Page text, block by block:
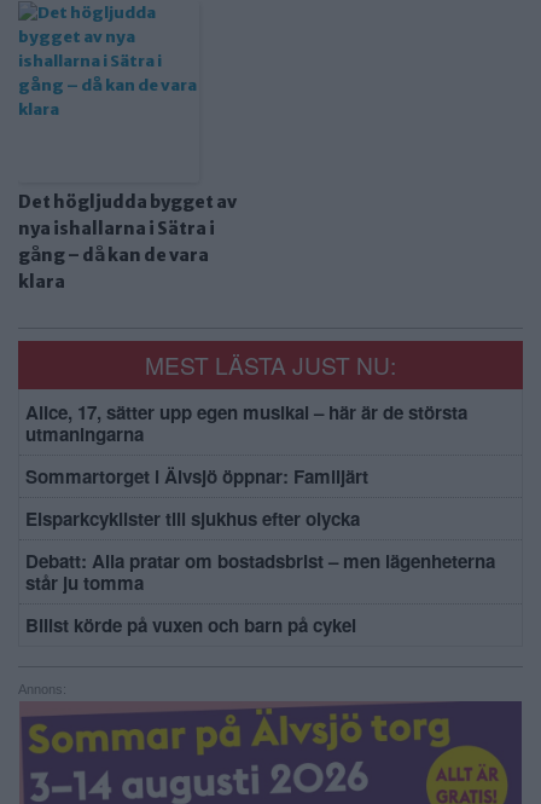
Det högljudda bygget av
nya ishallarna i Sätra i
gång – då kan de vara
klara
MEST LÄSTA JUST NU:
Alice, 17, sätter upp egen musikal – här är de största
utmaningarna
Sommartorget i Älvsjö öppnar: Familjärt
Elsparkcyklister till sjukhus efter olycka
Debatt: Alla pratar om bostadsbrist – men lägenheterna
står ju tomma
Bilist körde på vuxen och barn på cykel
Annons: